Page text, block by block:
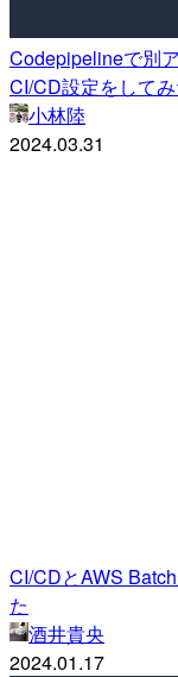
Codepipelineで別
CI/CD設定をして
小林陸
2024.03.31
CI/CDとAWS
た
酒井貴央
2024.01.17